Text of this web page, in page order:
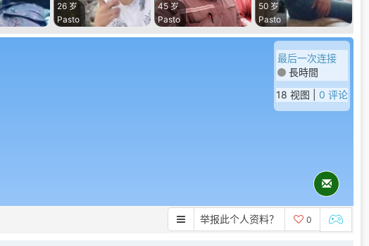
26 岁
Pasto
45 岁
Pasto
50 岁
Pasto
最后一次连接
長時間
18 视图 | 0 评论
举报此个人资料？ 0